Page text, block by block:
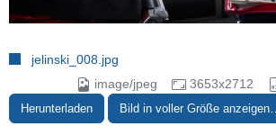
jelinski_008.jpg
image/jpeg
3653x2712
Herunterladen Bild in voller Größe anzeigen…